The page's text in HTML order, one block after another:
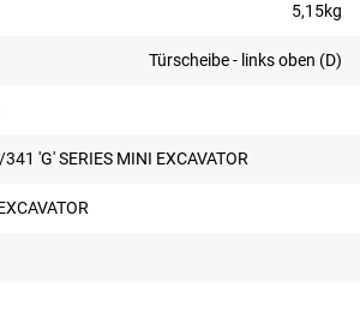
5,15kg
Türscheibe - links oben (D)
'G' SERIES MINI EXCAVATOR